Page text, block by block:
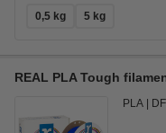
0,5 kg 5 kg
REAL PLA Tough
PLA